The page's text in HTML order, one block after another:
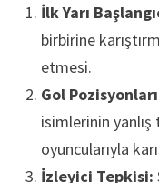
İlk Yarı
birbirine
etmesi.
Gol
isimlerinin
oyuncularıyla
İzleyici Tepkisi: